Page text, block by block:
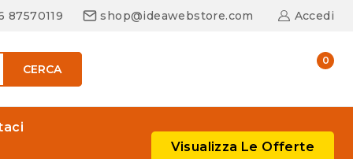
87570119 shop@ideawebstore.com Accedi
CERCA
0
Visualizza Le Offerte